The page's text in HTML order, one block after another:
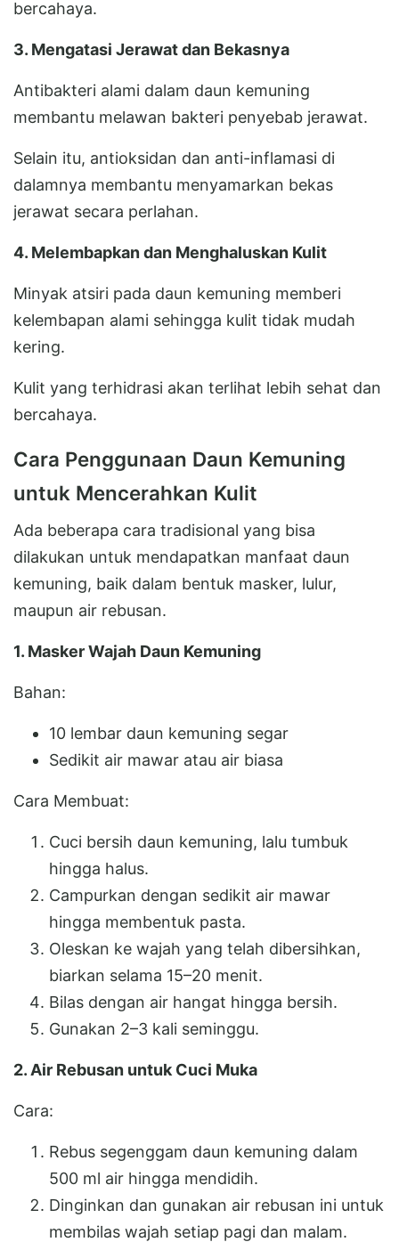
bercahaya.
3. Mengatasi Jerawat dan Bekasnya
Antibakteri alami dalam daun kemuning
membantu melawan bakteri penyebab jerawat.
Selain itu, antioksidan dan anti-inflamasi di
dalamnya membantu menyamarkan bekas
jerawat secara perlahan.
4. Melembapkan dan Menghaluskan Kulit
Minyak atsiri pada daun kemuning memberi
kelembapan alami sehingga kulit tidak mudah
kering.
Kulit yang terhidrasi akan terlihat lebih sehat dan
bercahaya.
Cara Penggunaan Daun Kemuning
untuk Mencerahkan Kulit
Ada beberapa cara tradisional yang bisa
dilakukan untuk mendapatkan manfaat daun
kemuning, baik dalam bentuk masker, lulur,
maupun air rebusan.
1. Masker Wajah Daun Kemuning
Bahan:
10 lembar daun kemuning segar
Sedikit air mawar atau air biasa
Cara Membuat:
Cuci bersih daun kemuning, lalu tumbuk
hingga halus.
Campurkan dengan sedikit air mawar
hingga membentuk pasta.
Oleskan ke wajah yang telah dibersihkan,
biarkan selama 15–20 menit.
Bilas dengan air hangat hingga bersih.
Gunakan 2–3 kali seminggu.
2. Air Rebusan untuk Cuci Muka
Cara:
Rebus segenggam daun kemuning dalam
500 ml air hingga mendidih.
Dinginkan dan gunakan air rebusan ini untuk
membilas wajah setiap pagi dan malam.